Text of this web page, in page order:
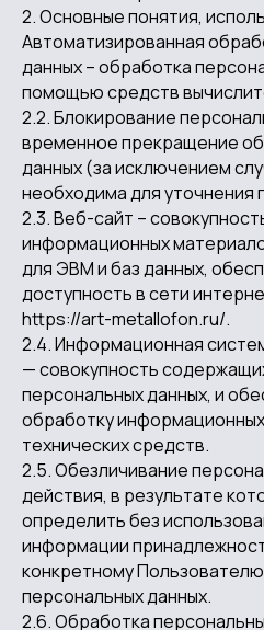
2. Основные понятия,
Автоматизированная
данных – обработка
помощью средств
2.2. Блокирование
временное прекращение
данных (за исключением
необходима для уточнения
2.3. Веб-сайт –
информационных
для ЭВМ и баз данных,
доступность в сети
https://art-metallofon.ru/.
2.4. Информационная
— совокупность
персональных данных, и
обработку
технических средств.
2.5. Обезличивание
действия, в результате
определить без
информации
конкретному
персональных данных.
2.6. Обработка